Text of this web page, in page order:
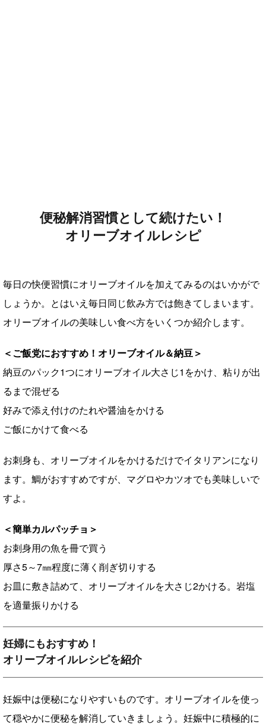
便秘解消習慣として続けたい！
オリーブオイルレシピ
毎日の快便習慣にオリーブオイルを加えてみるのはいかがで
しょうか。とはいえ毎日同じ飲み方では飽きてしまいます。
オリーブオイルの美味しい食べ方をいくつか紹介します。
＜ご飯党におすすめ！オリーブオイル＆納豆＞
納豆のパック1つにオリーブオイル大さじ1をかけ、粘りが出
るまで混ぜる
好みで添え付けのたれや醤油をかける
ご飯にかけて食べる
お刺身も、オリーブオイルをかけるだけでイタリアンになり
ます。鯛がおすすめですが、マグロやカツオでも美味しいで
すよ。
＜簡単カルパッチョ＞
お刺身用の魚を冊で買う
厚さ5～7㎜程度に薄く削ぎ切りする
お皿に敷き詰めて、オリーブオイルを大さじ2かける。岩塩
を適量振りかける
妊婦にもおすすめ！
オリーブオイルレシピを紹介
妊娠中は便秘になりやすいものです。オリーブオイルを使っ
て穏やかに便秘を解消していきましょう。妊娠中に積極的に